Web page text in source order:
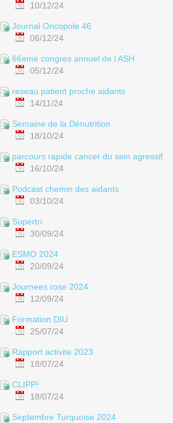
10/12/24
Journal Oncopole 46
06/12/24
66eme congres annuel de l ASH
05/12/24
reseau patient proche aidants
14/11/24
Semaine de la Dénutrition
18/10/24
parcours rapide cancer du sein agressif
16/10/24
Podcast chemin des aidants
03/10/24
Supertri
30/09/24
ESMO 2024
20/09/24
Journees rose 2024
12/09/24
Formation DIU
25/07/24
Rapport activite 2023
18/07/24
CLIPP²
18/07/24
Septembre Turquoise 2024